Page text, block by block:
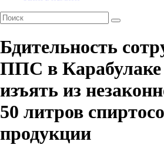
Бдительность
ППС в Карабулаке
изъять из
50 литров
продукции